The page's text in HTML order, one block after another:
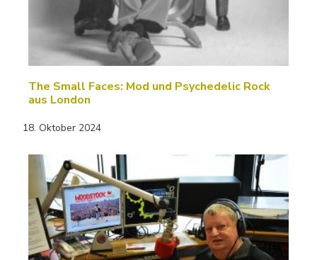
The Small Faces: Mod und Psychedelic Rock
aus London
18. Oktober 2024